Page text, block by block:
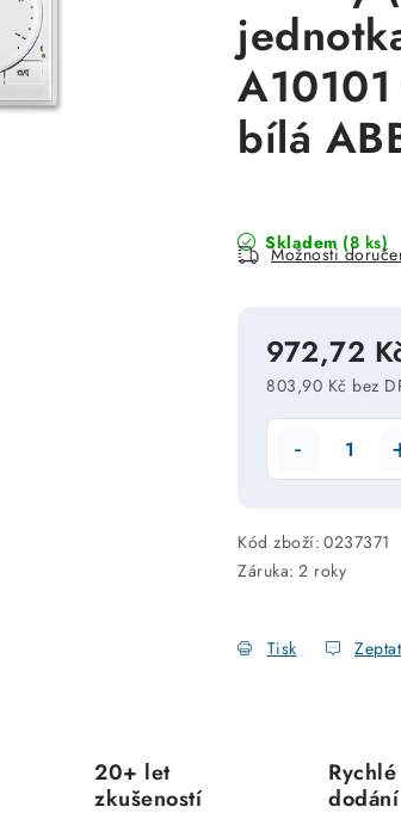
bílá
Skladem (8 ks)
Možnosti
972,72
803,90 Kč bez
Kód zboží: 0237371
Záruka: 2 roky
Tisk
20+ let
zkušeností
Rychlé
dodání